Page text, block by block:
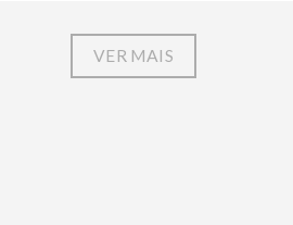
VER MAIS